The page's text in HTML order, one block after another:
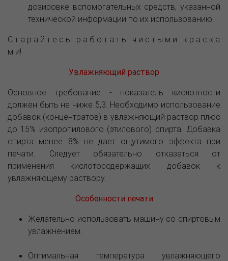
дозировке вспомогательных средств, указанной
технической информации по их использованию.
С т а р а й т е с ь р а б о т а т ь ч и с т ы м и к р а с к а
м и!
Увлажняющий раствор
Основное требование - показатель кислотности
должен быть не ниже 5,3. Необходимо использование
добавок (концентратов) в увлажняющий раствор плюс
до 15% изопропилового (этилового) спирта. Добавка
спирта менее 8% не дает ощутимого эффекта при
печати. Следует обязательно отказаться от
применения кислотосодержащих добавок к
увлажняющему раствору.
Особенности печати
Желательно использовать машину со спиртовым
увлажнением.
Оптимальная температура увлажняющего